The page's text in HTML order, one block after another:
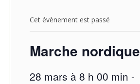
Cet évènement est passé
Marche nordique
28 mars à 8 h 00 min -